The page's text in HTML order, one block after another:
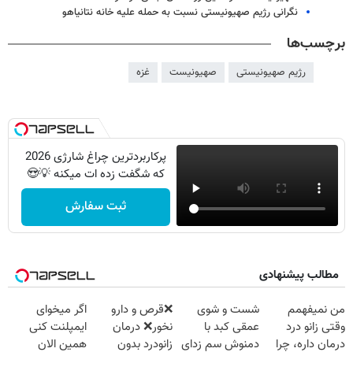
نگرانی رژیم صهیونیستی نسبت به حمله علیه خانه نتانیاهو
برچسب‌ها
رژیم صهیونیستی صهیونیست غزه
پرکاربردترین چراغ شارژی 2026
که شگفت زده ات میکنه 💡😍
ثبت سفارش
مطالب پیشنهادی
من نمیفهمم
وقتی زانو درد
درمان داره، چرا
شست و شوی
عمقی کبد با
دمنوش سم زدای
❌قرص‌ و دارو
نخور❌ درمان
زانودرد بدون
اگر میخوای
ایمپلنت کنی
همین الان